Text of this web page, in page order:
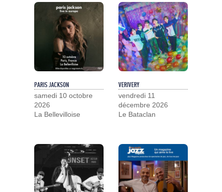
PARIS JACKSON
samedi 10 octobre
2026
La Bellevilloise
VERIVERY
vendredi 11
décembre 2026
Le Bataclan